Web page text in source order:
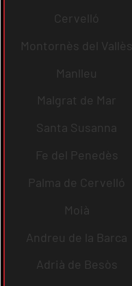
Cervelló
Montornès del Vallès
Manlleu
Malgrat de Mar
Santa Susanna
Fe del Penedès
Palma de Cervelló
Moià
Andreu de la Barca
Adrià de Besòs